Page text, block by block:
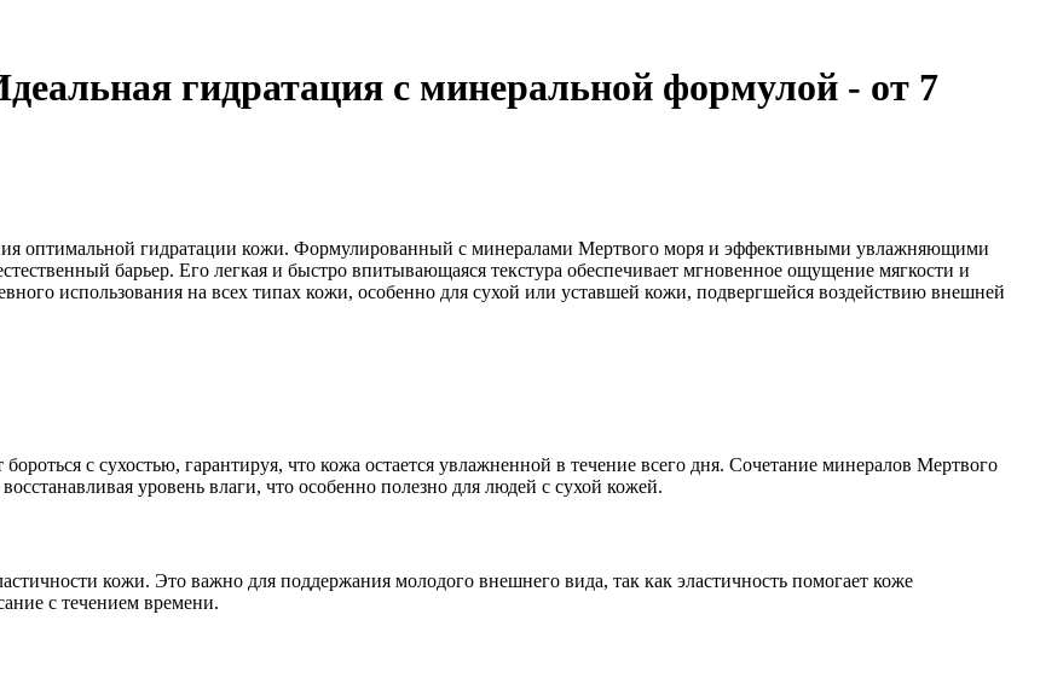
гидратация с минеральной формулой - от 7
оптимальной гидратации кожи. Формулированный с минералами Мертвого моря и эффективными увлажняющими
барьер. Его легкая и быстро впитывающаяся текстура обеспечивает мгновенное ощущение мягкости и
использования на всех типах кожи, особенно для сухой или уставшей кожи, подвергшейся воздействию внешней
с сухостью, гарантируя, что кожа остается увлажненной в течение всего дня. Сочетание минералов Мертвого
уровень влаги, что особенно полезно для людей с сухой кожей.
кожи. Это важно для поддержания молодого внешнего вида, так как эластичность помогает коже
с течением времени.